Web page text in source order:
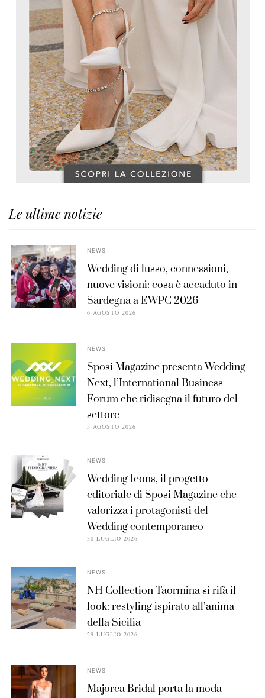
Le ultime notizie
NEWS
Wedding di lusso, connessioni,
nuove visioni: cosa è accaduto in
Sardegna a EWPC 2026
6 AGOSTO 2026
NEWS
Sposi Magazine presenta Wedding
Next, l’International Business
Forum che ridisegna il futuro del
settore
5 AGOSTO 2026
NEWS
Wedding Icons, il progetto
editoriale di Sposi Magazine che
valorizza i protagonisti del
Wedding contemporaneo
30 LUGLIO 2026
NEWS
NH Collection Taormina si rifà il
look: restyling ispirato all’anima
della Sicilia
29 LUGLIO 2026
NEWS
Majorca Bridal porta la moda